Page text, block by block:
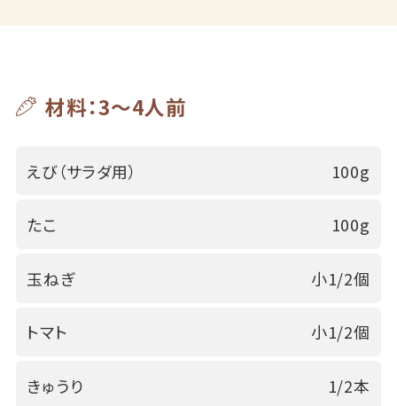
材料：3～4人前
えび（サラダ用） 100g
たこ 100g
玉ねぎ 小1/2個
トマト 小1/2個
きゅうり 1/2本